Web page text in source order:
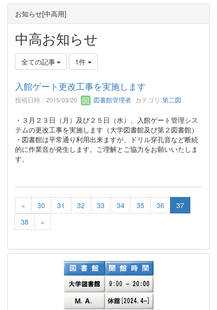
お知らせ[中高用]
中高お知らせ
全ての記事 1件
入館ゲート更改工事を実施します
投稿日時 : 2015/03/20 図書館管理者 カテゴリ:第二図
・３月２３日（月）及び２５日（水）、入館ゲート管理シス
テムの更改工事を実施します（大学図書館及び第２図書館）
・図書館は平常通り利用出来ますが、ドリル穿孔音など断続
的に作業音が発生します。ご理解とご協力をお願いいたしま
す。
« 30 31 32 33 34 35 36
37
38
»